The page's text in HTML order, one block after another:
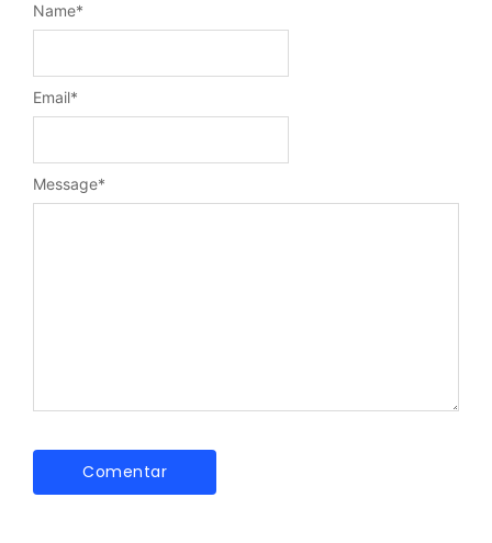
Message*
Name*
Email*